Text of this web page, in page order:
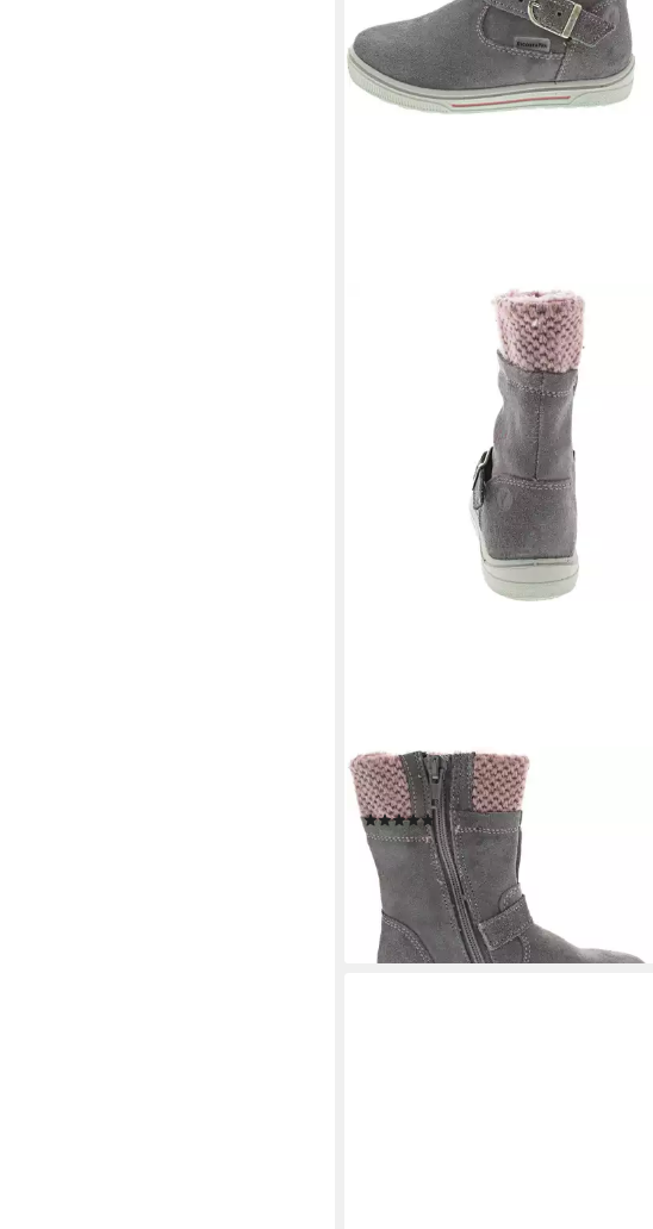
RICOSTA
Stiefelette
(1)
88,95 € UVP 99,95 €
-11%
lieferbar - in 2-3 Werktagen bei dir